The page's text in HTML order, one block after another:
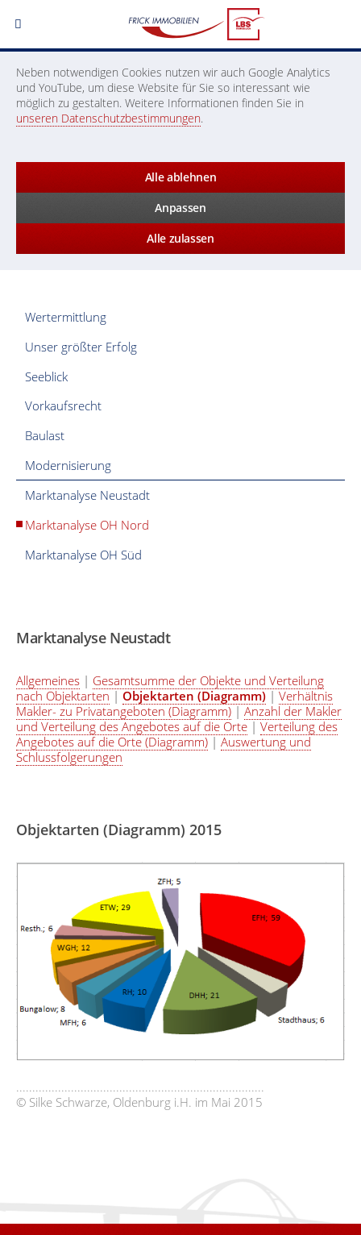
Neben notwendigen Cookies nutzen wir auch Google Analytics
und YouTube, um diese Website für Sie so interessant wie
möglich zu gestalten. Weitere Informationen finden Sie in
unseren Datenschutzbestimmungen.
Alle ablehnen
Anpassen
Alle zulassen
Wertermittlung
Unser größter Erfolg
Seeblick
Vorkaufsrecht
Baulast
Modernisierung
Marktanalyse Neustadt
Marktanalyse OH Nord
Marktanalyse OH Süd
Marktanalyse Neustadt
Allgemeines | Gesamtsumme der Objekte und Verteilung
nach Objektarten | Objektarten (Diagramm) | Verhältnis
Makler- zu Privatangeboten (Diagramm) | Anzahl der Makler
und Verteilung des Angebotes auf die Orte | Verteilung des
Angebotes auf die Orte (Diagramm) | Auswertung und
Schlussfolgerungen
Objektarten (Diagramm) 2015
.............................................................................
© Silke Schwarze, Oldenburg i.H. im Mai 2015